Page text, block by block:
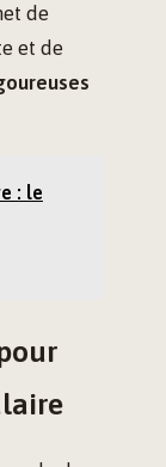
de
et de
: le